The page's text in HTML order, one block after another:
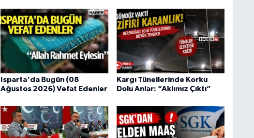
Isparta'da Bugün (08
Ağustos 2026) Vefat Edenler
Kargı Tünellerinde Korku
Dolu Anlar: “Aklımız Çıktı”